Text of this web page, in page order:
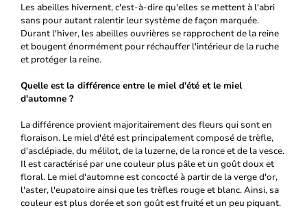
Les abeilles hivernent, c'est-à-dire qu'elles se mettent à l'abri
sans pour autant ralentir leur système de façon marquée.
Durant l'hiver, les abeilles ouvrières se rapprochent de la reine
et bougent énormément pour réchauffer l'intérieur de la ruche
et protéger la reine.
Quelle est la différence entre le miel d'été et le miel
d'automne ?
La différence provient majoritairement des fleurs qui sont en
floraison. Le miel d'été est principalement composé de trèfle,
d'asclépiade, du mélilot, de la luzerne, de la ronce et de la vesce.
Il est caractérisé par une couleur plus pâle et un goût doux et
floral. Le miel d'automne est concocté à partir de la verge d'or,
l'aster, l'eupatoire ainsi que les trèfles rouge et blanc. Ainsi, sa
couleur est plus dorée et son goût est fruité et un peu piquant.